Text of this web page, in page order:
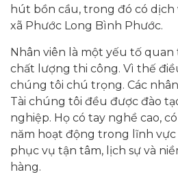
hút bồn cầu, trong đó có
xã Phước Long Bình Phước.
Nhân viên là một yếu tố
chất lượng thi công. Vì thế
chúng tôi chú trọng. Các
Tài chúng tôi đều được đào
nghiệp. Họ có tay nghề cao,
năm hoạt động trong lĩnh
phục vụ tận tâm, lịch sự và
hàng.